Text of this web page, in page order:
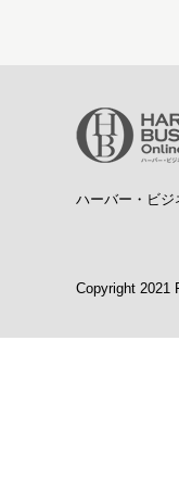
ハーバー・ビジ
Copyright 2021